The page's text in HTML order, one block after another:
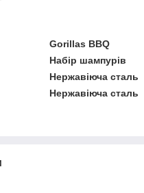
Gorillas BBQ
Набір шампурів
Нержавіюча сталь
Нержавіюча сталь